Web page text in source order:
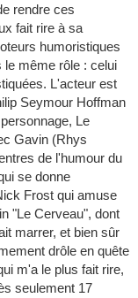
rendre ces
fait rire à sa
humoristiques
le même rôle : celui
L'acteur est
Seymour Hoffman
Le
Gavin (Rhys
de l'humour du
se donne
Frost qui amuse
"Le Cerveau", dont
marrer, et bien sûr
drôle en quête
m'a le plus fait rire,
seulement 17